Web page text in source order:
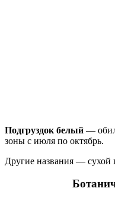
Подгруздок белый —
зоны с июля по октябрь.
Другие названия — сухой